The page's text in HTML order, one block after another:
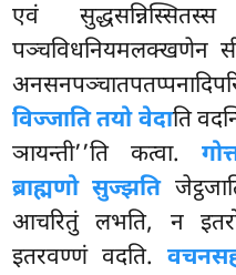
एवं
पञ्चविधनियमलक्खणेन
विज्जाति तयो वेदाति
ञायन्ती’’ति कत्वा.
ब्राह्मणो सुज्झति
आचरितुं लभति, न
इतरवण्णं वदति.